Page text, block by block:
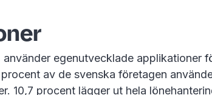
egenutvecklade applikationer
av de svenska företagen
10,7 procent lägger ut hela